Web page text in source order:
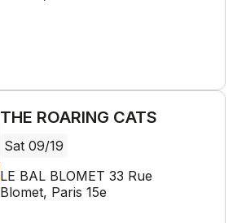
THE ROARING CATS
Sat 09/19
LE BAL BLOMET 33 Rue
Blomet, Paris 15e